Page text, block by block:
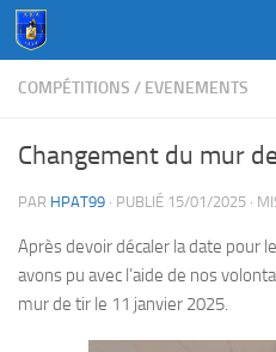
Au dessous du contenu
COMPÉTITIONS / EVENEMENTS
Changement du mur
PAR HPAT99 · PUBLIÉ 15/01/2025 ·
Après devoir décaler la date pour
avons pu avec l’aide de nos
mur de tir le 11 janvier 2025.